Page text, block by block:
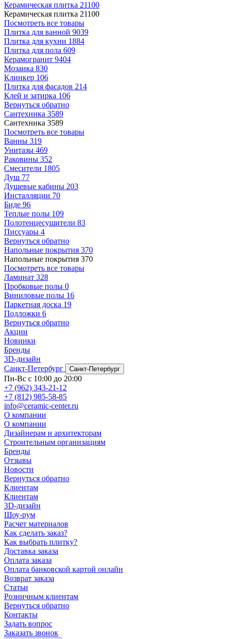
Керамическая плитка 21100
Керамическая плитка 21100
Посмотреть все товары
Плитка для ванной 9039
Плитка для кухни 1884
Плитка для пола 609
Керамогранит 9404
Мозаика 830
Клинкер 106
Плитка для фасадов 214
Клей и затирка 106
Вернуться обратно
Сантехника 3589
Сантехника 3589
Посмотреть все товары
Ванны 319
Унитазы 469
Раковины 352
Смесители 1805
Душ 77
Душевые кабины 203
Инсталляции 70
Биде 96
Теплые полы 109
Полотенцесушители 83
Писсуары 4
Вернуться обратно
Напольные покрытия 370
Напольные покрытия 370
Посмотреть все товары
Ламинат 328
Пробковые полы 0
Виниловые полы 16
Паркетная доска 19
Подложки 6
Вернуться обратно
Акции
Новинки
Бренды
3D-дизайн
Санкт-Петербург
Санкт-Петербург
Пн-Вс с 10:00 до 20:00
+7 (962) 343-21-12
+7 (812) 985-58-85
info@ceramic-center.ru
О компании
О компании
Дизайнерам и архитекторам
Строительным организациям
Бренды
Отзывы
Новости
Вернуться обратно
Клиентам
Клиентам
3D-дизайн
Шоу-рум
Расчет материалов
Как сделать заказ?
Как выбрать плитку?
Доставка заказа
Оплата заказа
Оплата банковской картой онлайн
Возврат заказа
Статьи
Розничным клиентам
Вернуться обратно
Контакты
Задать вопрос
Заказать звонок